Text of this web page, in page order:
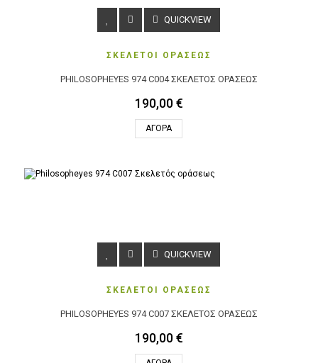
QUICKVIEW
ΣΚΕΛΕΤΟΙ ΟΡΑΣΕΩΣ
PHILOSOPHEYES 974 C004 ΣΚΕΛΕΤΌΣ ΟΡΆΣΕΩΣ
190,00 €
ΑΓΟΡΆ
QUICKVIEW
ΣΚΕΛΕΤΟΙ ΟΡΑΣΕΩΣ
PHILOSOPHEYES 974 C007 ΣΚΕΛΕΤΌΣ ΟΡΆΣΕΩΣ
190,00 €